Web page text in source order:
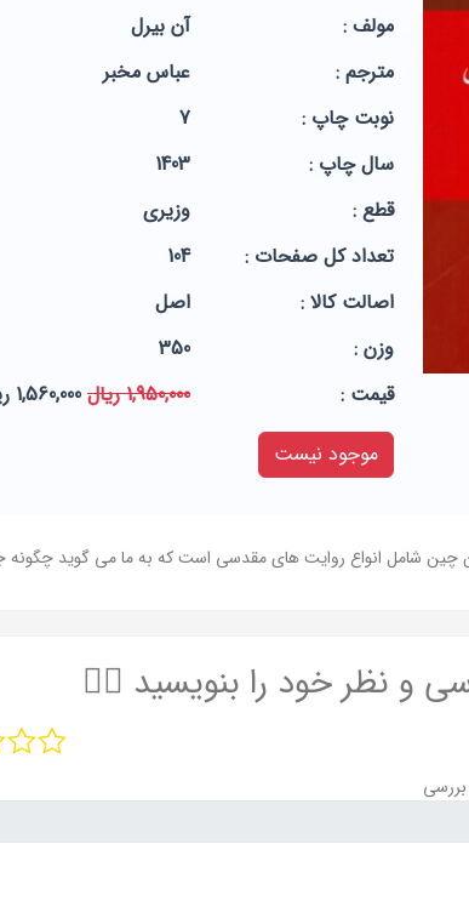
مولف :
آن بیرل
مترجم :
عباس مخبر
نوبت چاپ :
7
سال چاپ :
1403
قطع :
وزیری
تعداد کل صفحات :
104
اصالت کالا :
اصل
وزن :
350
قيمت :
1,950,000 ریال
1,560,000 ریال
موجود نیست
شامل انواع روایت های مقدسی است که به ما می گوید
و نظر خود را بنویسید ✍🏻